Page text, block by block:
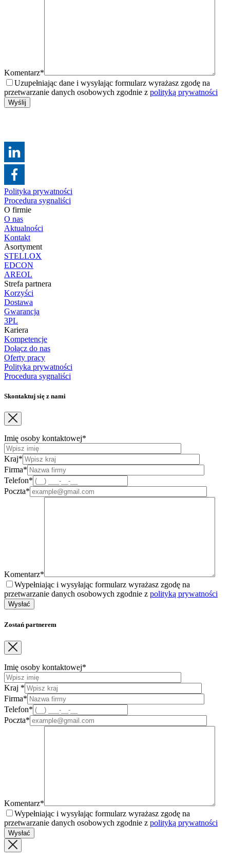
Komentarz*
Uzupełniając dane i wysyłając formularz wyrażasz zgodę na
przetwarzanie danych osobowych zgodnie z polityką prywatności
Polityka prywatności
Procedura sygnaliści
O firmie
O nas
Aktualności
Kontakt
Asortyment
STELLOX
EDCON
AREOL
Strefa partnera
Korzyści
Dostawa
Gwarancja
3PL
Kariera
Kompetencje
Dołącz do nas
Oferty pracy
Polityka prywatności
Procedura sygnaliści
Skontaktuj się z nami
Imię osoby kontaktowej*
Kraj*
Firma*
Telefon*
Poczta*
Komentarz*
Wypełniając i wysyłając formularz wyrażasz zgodę na
przetwarzanie danych osobowych zgodnie z polityką prywatności
Zostań partnerem
Imię osoby kontaktowej*
Kraj *
Firma*
Telefon*
Poczta*
Komentarz*
Wypełniając i wysyłając formularz wyrażasz zgodę na
przetwarzanie danych osobowych zgodnie z polityką prywatności